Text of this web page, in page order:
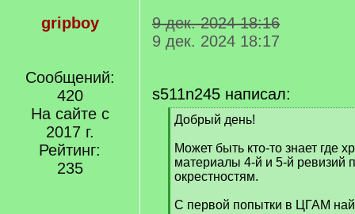
gripboy
Сообщений:
420
На сайте с
2017 г.
Рейтинг:
235
9 дек. 2024 18:16
9 дек. 2024 18:17
s511n245 написал:
[
]
Добрый день!
Может быть кто-то знает где
материалы 4-й и 5-й ревизий
окрестностям.
С первой попытки в ЦГАМ